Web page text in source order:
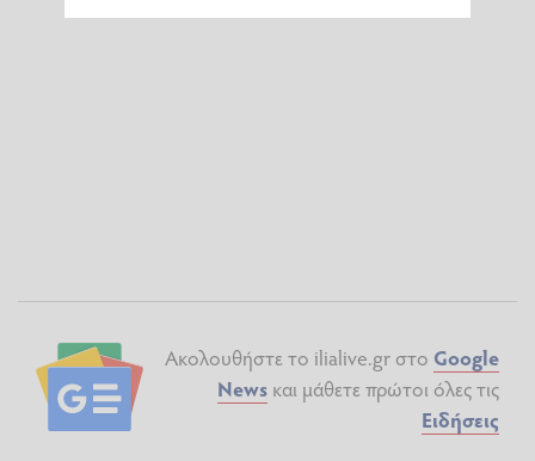
Ακολουθήστε το ilialive.gr στο Google
News και μάθετε πρώτοι όλες τις
Ειδήσεις